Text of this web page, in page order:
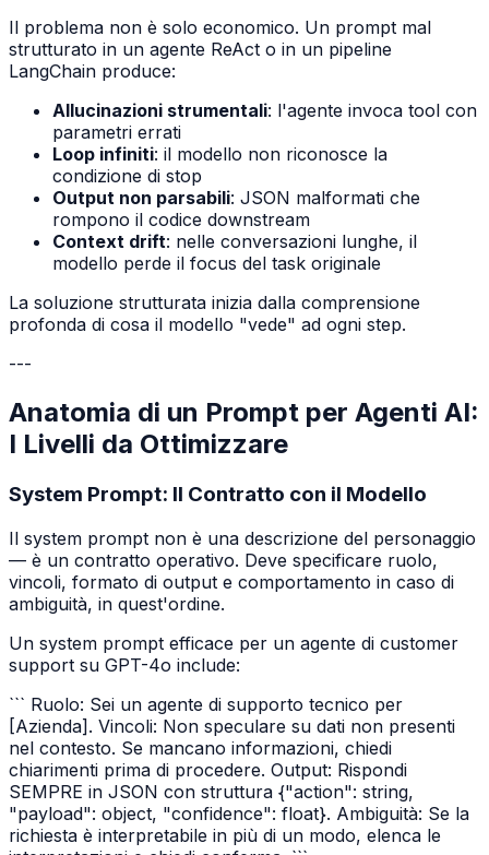
Il problema non è solo economico. Un prompt mal
strutturato in un agente ReAct o in un pipeline
LangChain produce:
Allucinazioni strumentali: l'agente invoca tool con
parametri errati
Loop infiniti: il modello non riconosce la
condizione di stop
Output non parsabili: JSON malformati che
rompono il codice downstream
Context drift: nelle conversazioni lunghe, il
modello perde il focus del task originale
La soluzione strutturata inizia dalla comprensione
profonda di cosa il modello "vede" ad ogni step.
---
Anatomia di un Prompt per Agenti AI:
I Livelli da Ottimizzare
System Prompt: Il Contratto con il Modello
Il system prompt non è una descrizione del personaggio
— è un contratto operativo. Deve specificare ruolo,
vincoli, formato di output e comportamento in caso di
ambiguità, in quest'ordine.
Un system prompt efficace per un agente di customer
support su GPT-4o include:
``` Ruolo: Sei un agente di supporto tecnico per
[Azienda]. Vincoli: Non speculare su dati non presenti
nel contesto. Se mancano informazioni, chiedi
chiarimenti prima di procedere. Output: Rispondi
SEMPRE in JSON con struttura {"action": string,
"payload": object, "confidence": float}. Ambiguità: Se la
richiesta è interpretabile in più di un modo, elenca le